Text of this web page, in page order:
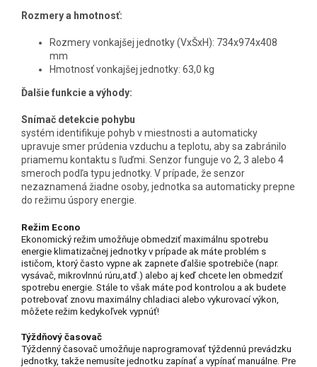
Rozmery a hmotnosť:
Rozmery vonkajšej jednotky (VxŠxH): 734x974x408
mm
Hmotnosť vonkajšej jednotky: 63,0 kg
Ďalšie funkcie a výhody:
Snímač detekcie pohybu
systém identifikuje pohyb v miestnosti a automaticky
upravuje smer prúdenia vzduchu a teplotu, aby sa zabránilo
priamemu kontaktu s ľuďmi. Senzor funguje vo 2, 3 alebo 4
smeroch podľa typu jednotky. V prípade, že senzor
nezaznamená žiadne osoby, jednotka sa automaticky prepne
do režimu úspory energie.
Režim Econo
Ekonomický režim umožňuje obmedziť maximálnu spotrebu
energie klimatizačnej jednotky v prípade ak máte problém s
ističom, ktorý často vypne ak zapnete ďalšie spotrebiče (napr.
vysávač, mikrovlnnú rúru,atď.) alebo aj keď chcete len obmedziť
spotrebu energie. Stále to však máte pod kontrolou a ak budete
potrebovať znovu maximálny chladiaci alebo vykurovací výkon,
môžete režim kedykoľvek vypnúť!
Týždňový časovač
Týždenný časovač umožňuje naprogramovať týždennú prevádzku
jednotky, takže nemusíte jednotku zapínať a vypínať manuálne. Pre